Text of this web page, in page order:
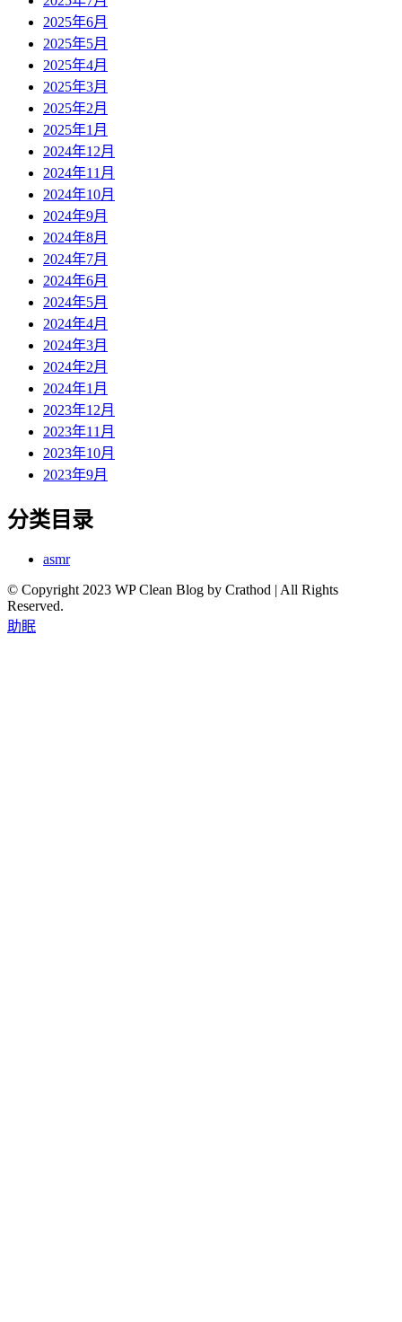
2025年6月
2025年5月
2025年4月
2025年3月
2025年2月
2025年1月
2024年12月
2024年11月
2024年10月
2024年9月
2024年8月
2024年7月
2024年6月
2024年5月
2024年4月
2024年3月
2024年2月
2024年1月
2023年12月
2023年11月
2023年10月
2023年9月
分类目录
asmr
© Copyright 2023 WP Clean Blog by Crathod | All Rights
Reserved.
助眠